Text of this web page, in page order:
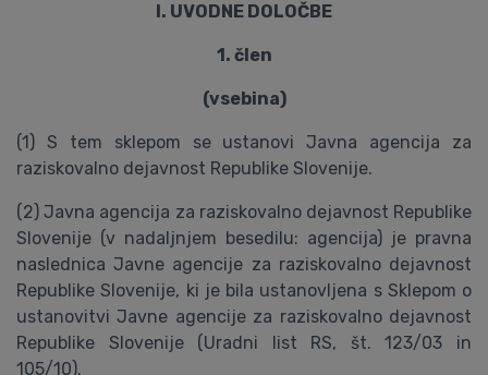
I. UVODNE DOLOČBE
1. člen
(vsebina)
(1) S tem sklepom se ustanovi Javna agencija za
raziskovalno dejavnost Republike Slovenije.
(2) Javna agencija za raziskovalno dejavnost Republike
Slovenije (v nadaljnjem besedilu: agencija) je pravna
naslednica Javne agencije za raziskovalno dejavnost
Republike Slovenije, ki je bila ustanovljena s Sklepom o
ustanovitvi Javne agencije za raziskovalno dejavnost
Republike Slovenije (Uradni list RS, št. 123/03 in
105/10).